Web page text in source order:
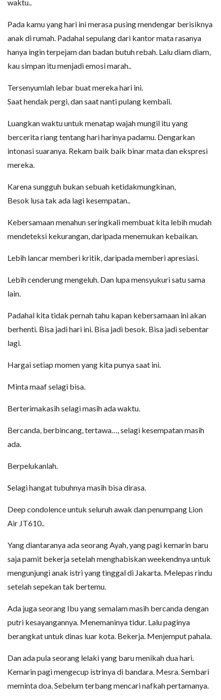
waktu..
Pada kamu yang hari ini merasa pusing mendengar berisiknya
anak di rumah. Padahal sepulang dari kantor mata rasanya
hanya ingin terpejam dan badan butuh rebah. Lalu diam diam,
kau simpan itu menjadi emosi marah..
Tersenyumlah lebar buat mereka hari ini.
Saat hendak pergi, dan saat nanti pulang kembali.
Luangkan waktu untuk menatap wajah mungil itu yang
bercerita riang tentang hari harinya padamu. Dengarkan
intonasi suaranya. Rekam baik baik binar mata dan ekspresi
mereka.
Karena sungguh bukan sebuah ketidakmungkinan,
Besok lusa tak ada lagi kesempatan..
Kebersamaan menahun seringkali membuat kita lebih mudah
mendeteksi kekurangan, daripada menemukan kebaikan.
Lebih lancar memberi kritik, daripada memberi apresiasi.
Lebih cenderung mengeluh. Dan lupa mensyukuri satu sama
lain.
Padahal kita tidak pernah tahu kapan kebersamaan ini akan
berhenti. Bisa jadi hari ini. Bisa jadi besok. Bisa jadi sebentar
lagi.
Hargai setiap momen yang kita punya saat ini.
Minta maaf selagi bisa.
Berterimakasih selagi masih ada waktu.
Bercanda, berbincang, tertawa…, selagi kesempatan masih
ada.
Berpelukanlah.
Selagi hangat tubuhnya masih bisa dirasa.
Deep condolence untuk seluruh awak dan penumpang Lion
Air JT610..
Yang diantaranya ada seorang Ayah, yang pagi kemarin baru
saja pamit bekerja setelah menghabiskan weekendnya untuk
mengunjungi anak istri yang tinggal di Jakarta. Melepas rindu
setelah sepekan tak bertemu.
Ada juga seorang Ibu yang semalam masih bercanda dengan
putri kesayangannya. Menemaninya tidur. Lalu paginya
berangkat untuk dinas luar kota. Bekerja. Menjemput pahala.
Dan ada pula seorang lelaki yang baru menikah dua hari.
Kemarin pagi mengecup istrinya di bandara. Mesra. Sembari
meminta doa. Sebelum terbang mencari nafkah pertamanya.